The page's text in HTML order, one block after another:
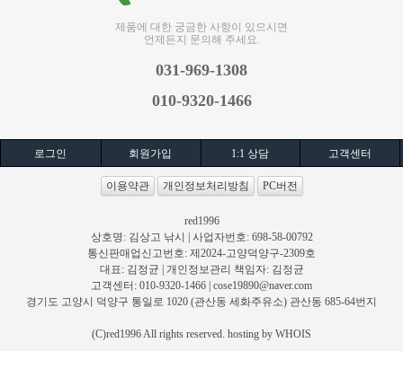
제품에 대한 궁금한 사항이 있으시면
언제든지 문의해 주세요.
031-969-1308
010-9320-1466
로그인 회원가입 1:1 상담 고객센터
이용약관 개인정보처리방침 PC버전
red1996
상호명: 김상고 낚시 | 사업자번호: 698-58-00792
통신판매업신고번호: 제2024-고양덕양구-2309호
대표: 김정균 | 개인정보관리 책임자: 김정균
고객센터: 010-9320-1466 | cose19890@naver.com
경기도 고양시 덕양구 통일로 1020 (관산동 세화주유소) 관산동 685-64번지
(C)red1996 All rights reserved. hosting by WHOIS